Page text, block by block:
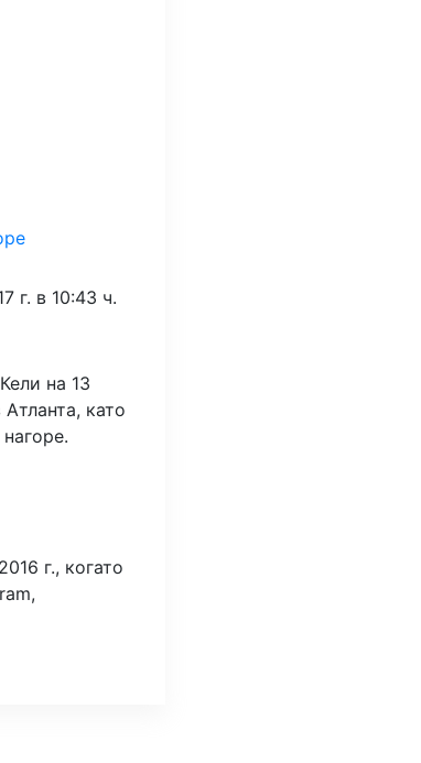
г. в 10:43 ч.
на 13
като
г., когато